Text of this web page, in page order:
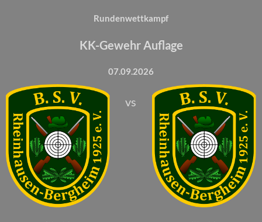
Rundenwettkampf
KK-Gewehr Auflage
07.09.2026
vs